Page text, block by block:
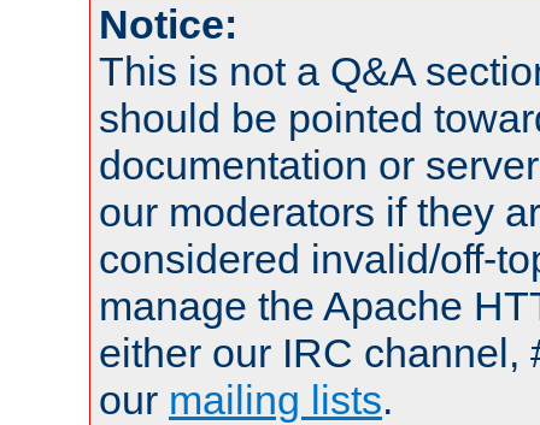
Notice:
This is not a Q&A
should be pointed
documentation or
our moderators if they
considered invalid/off-
manage the Apache
either our IRC channel,
our mailing lists.